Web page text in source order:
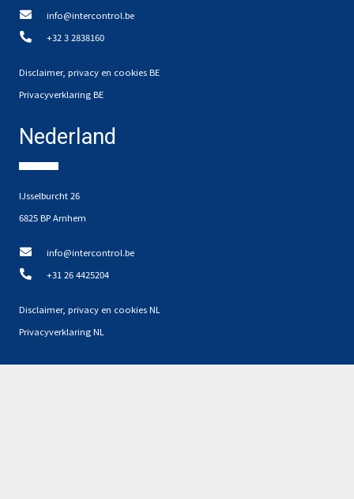
info@intercontrol.be
+32 3 2838160
Disclaimer, privacy en cookies BE
Privacyverklaring BE
Nederland
IJsselburcht 26
6825 BP Arnhem
info@intercontrol.be
+31 26 4425204
Disclaimer, privacy en cookies NL
Privacyverklaring NL